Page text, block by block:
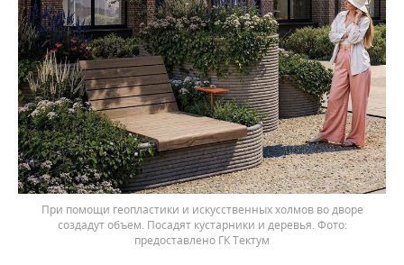
При помощи геопластики и искусственных холмов во дворе
создадут объем. Посадят кустарники и деревья.
предоставлено ГК Тектум